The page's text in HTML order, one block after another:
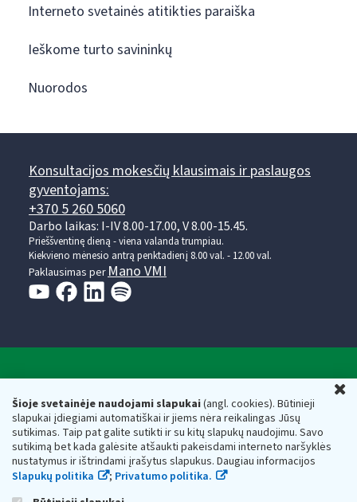
Šioje svetainėje naudojami slapukai(angl. cookies). Būtinieji
slapukai įdiegiami automatiškai ir jiems nėra reikalingas Jūsų
sutikimas. Taip pat galite sutikti ir su kitų slapukų naudojimu. Savo
sutikimą bet kada galėsite atšaukti pakeisdami interneto naršyklės
nustatymus ir ištrindami įrašytus slapukus. Daugiau informacijos
Slapukų politika
; Privatumo politika.
Interneto svetainės atitikties paraiška
Ieškome turto savininkų
Nuorodos
Konsultacijos mokesčių klausimais ir paslaugos
gyventojams:
+370 5 260 5060
Darbo laikas: I-IV 8.00-17.00, V 8.00-15.45.
Prieššventinę dieną - viena valanda trumpiau.
Kiekvieno mėnesio antrą penktadienį 8.00 val. - 12.00 val.
Paklausimas per Mano VMI
Respublikos finansų ministerijos
Biudžetinė įstaiga. Juridinio asmens kodas — 188659752,
adresas: Vasario 16-osios g. 14, 01107 Vilnius, Lietuva, el.paštas:
vmi@vmi.lt, E. pristatymo dėžutės adresas 188659752
Duomenys apie Valstybinę mokesčių inspekciją prie Lietuvos
Respublikos finansų ministerijos kaupiami ir saugomi Juridinių